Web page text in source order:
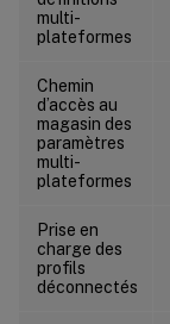
multi-
plateformes
Chemin
d’accès au
magasin des
paramètres
multi-
plateformes
Prise en
charge des
profils
déconnectés